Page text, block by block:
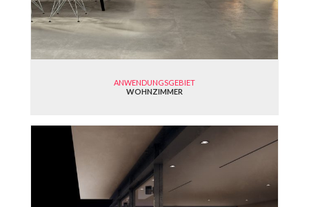
ANWENDUNGSGEBIET
WOHNZIMMER